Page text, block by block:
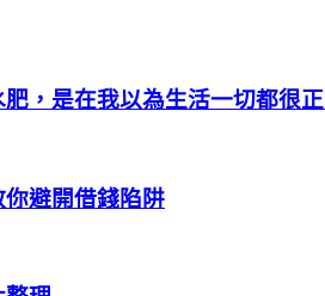
，是在我以為生活一切都很
避開借錢陷阱